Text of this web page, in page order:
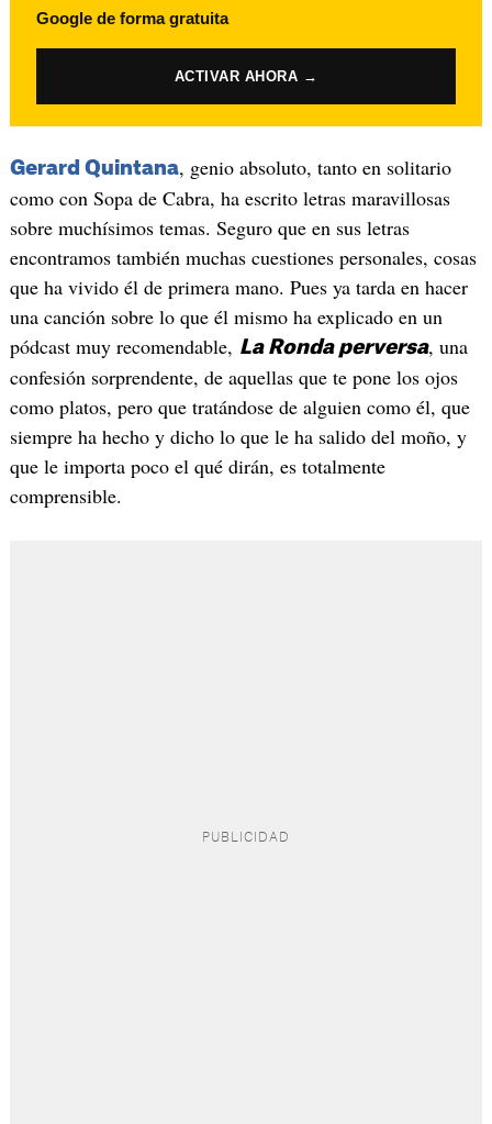
Google de forma gratuita
ACTIVAR AHORA →
Gerard Quintana, genio absoluto, tanto en solitario
como con Sopa de Cabra, ha escrito letras maravillosas
sobre muchísimos temas. Seguro que en sus letras
encontramos también muchas cuestiones personales, cosas
que ha vivido él de primera mano. Pues ya tarda en hacer
una canción sobre lo que él mismo ha explicado en un
pódcast muy recomendable, La Ronda perversa, una
confesión sorprendente, de aquellas que te pone los ojos
como platos, pero que tratándose de alguien como él, que
siempre ha hecho y dicho lo que le ha salido del moño, y
que le importa poco el qué dirán, es totalmente
comprensible.